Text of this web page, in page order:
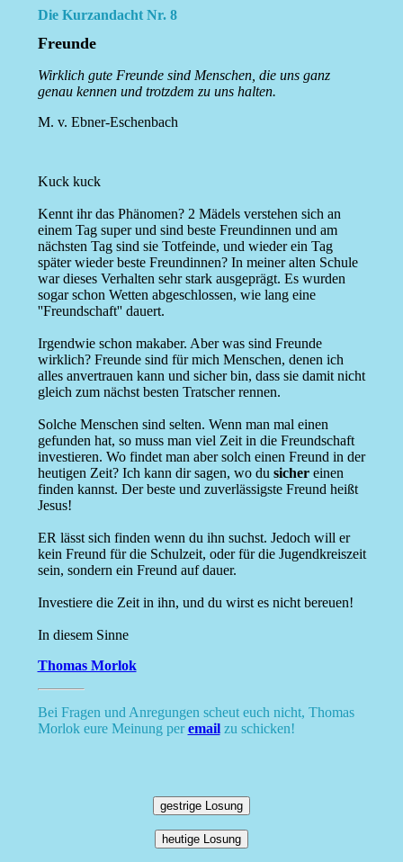
Die Kurzandacht Nr. 8
Freunde
Wirklich gute Freunde sind Menschen, die uns ganz
genau kennen und trotzdem zu uns halten.
M. v. Ebner-Eschenbach
Kuck kuck
Kennt ihr das Phänomen? 2 Mädels verstehen sich an
einem Tag super und sind beste Freundinnen und am
nächsten Tag sind sie Totfeinde, und wieder ein Tag
später wieder beste Freundinnen? In meiner alten Schule
war dieses Verhalten sehr stark ausgeprägt. Es wurden
sogar schon Wetten abgeschlossen, wie lang eine
''Freundschaft'' dauert.
Irgendwie schon makaber. Aber was sind Freunde
wirklich? Freunde sind für mich Menschen, denen ich
alles anvertrauen kann und sicher bin, dass sie damit nicht
gleich zum nächst besten Tratscher rennen.
Solche Menschen sind selten. Wenn man mal einen
gefunden hat, so muss man viel Zeit in die Freundschaft
investieren. Wo findet man aber solch einen Freund in der
heutigen Zeit? Ich kann dir sagen, wo du sichereinen
finden kannst. Der beste und zuverlässigste Freund heißt
Jesus!
ER lässt sich finden wenn du ihn suchst. Jedoch will er
kein Freund für die Schulzeit, oder für die Jugendkreiszeit
sein, sondern ein Freund auf dauer.
Investiere die Zeit in ihn, und du wirst es nicht bereuen!
In diesem Sinne
Thomas Morlok
Bei Fragen und Anregungen scheut euch nicht, Thomas
Morlok eure Meinung peremailzu schicken!
gestrige Losung
heutige Losung